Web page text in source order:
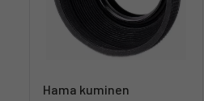
Hama kuminen